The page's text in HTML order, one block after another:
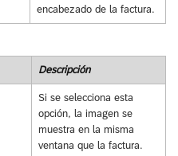
encabezado de la factura.
Descripción
Si se selecciona esta
opción, la imagen se
muestra en la misma
ventana que la factura.